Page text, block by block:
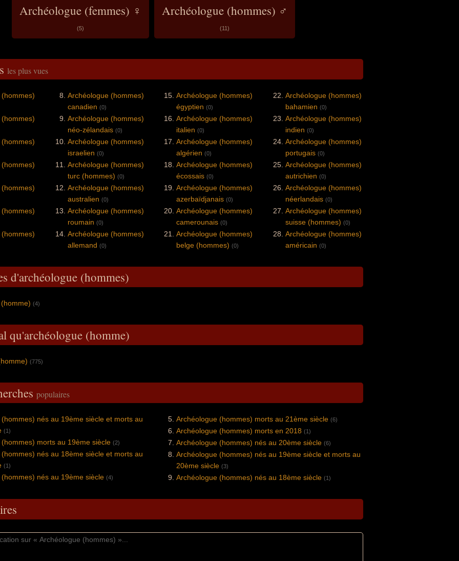
Archéologue (femmes) ♀
(5)
Archéologue (hommes) ♂
(11)
les plus vues
Archéologue (hommes)
canadien (0)
Archéologue (hommes)
néo-zélandais (0)
Archéologue (hommes)
israelien (0)
Archéologue (hommes)
turc (hommes) (0)
Archéologue (hommes)
australien (0)
Archéologue (hommes)
roumain (0)
Archéologue (hommes)
allemand (0)
Archéologue (hommes)
égyptien (0)
Archéologue (hommes)
italien (0)
Archéologue (hommes)
algérien (0)
Archéologue (hommes)
écossais (0)
Archéologue (hommes)
azerbaïdjanais (0)
Archéologue (hommes)
camerounais (0)
Archéologue (hommes)
belge (hommes) (0)
Archéologue (hommes)
bahamien (0)
Archéologue (hommes)
indien (0)
Archéologue (hommes)
portugais (0)
Archéologue (hommes)
autrichien (0)
Archéologue (hommes)
néerlandais (0)
Archéologue (hommes)
suisse (hommes) (0)
Archéologue (hommes)
américain (0)
d'archéologue (hommes)
(4)
qu'archéologue (homme)
(775)
populaires
nés au 19ème siècle et morts au
(1)
morts au 19ème siècle (2)
nés au 18ème siècle et morts au
(1)
nés au 19ème siècle (4)
Archéologue (hommes) morts au 21ème siècle (6)
Archéologue (hommes) morts en 2018 (1)
Archéologue (hommes) nés au 20ème siècle (6)
Archéologue (hommes) nés au 19ème siècle et morts au
20ème siècle (3)
Archéologue (hommes) nés au 18ème siècle (1)